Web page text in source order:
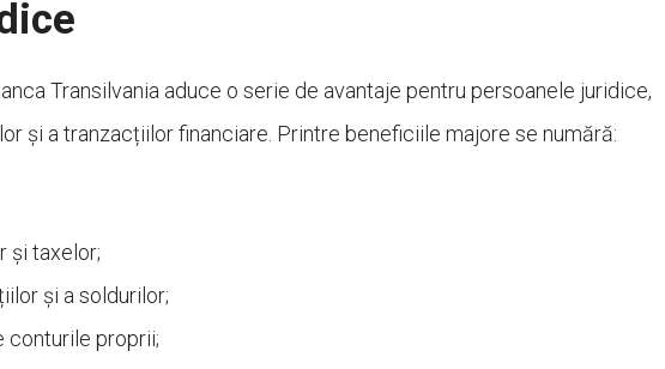
Transilvania aduce o serie de avantaje pentru persoanele juridice,
și a tranzacțiilor financiare. Printre beneficiile majore se numără:
și taxelor;
și a soldurilor;
conturile proprii;